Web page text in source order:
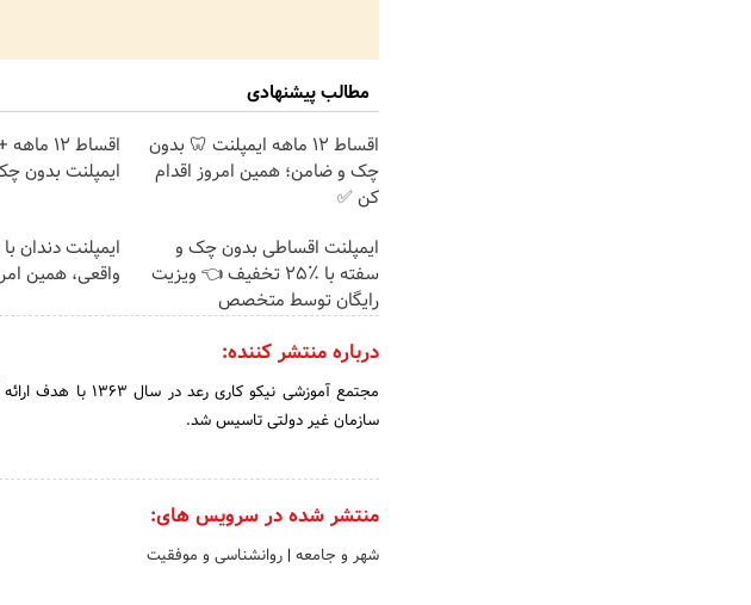
مطالب پیشنهادی
اقساط ۱۲ ماهه ایمپلنت 🦷 بدون
چک و ضامن؛ همین امروز اقدام
کن ✅
اقساط
ایمپلنت بدون
ایمپلنت اقساطی بدون چک و
سفته با ٪۲۵ تخفیف 👈 ویزیت
رایگان توسط متخصص
واقعی، همین
درباره منتشر کننده:
مجتمع آموزشی
سازمان غیر دولتی تاسیس شد.
منتشر شده در سرویس های:
شهر و جامعه | روانشناسی و موفقیت